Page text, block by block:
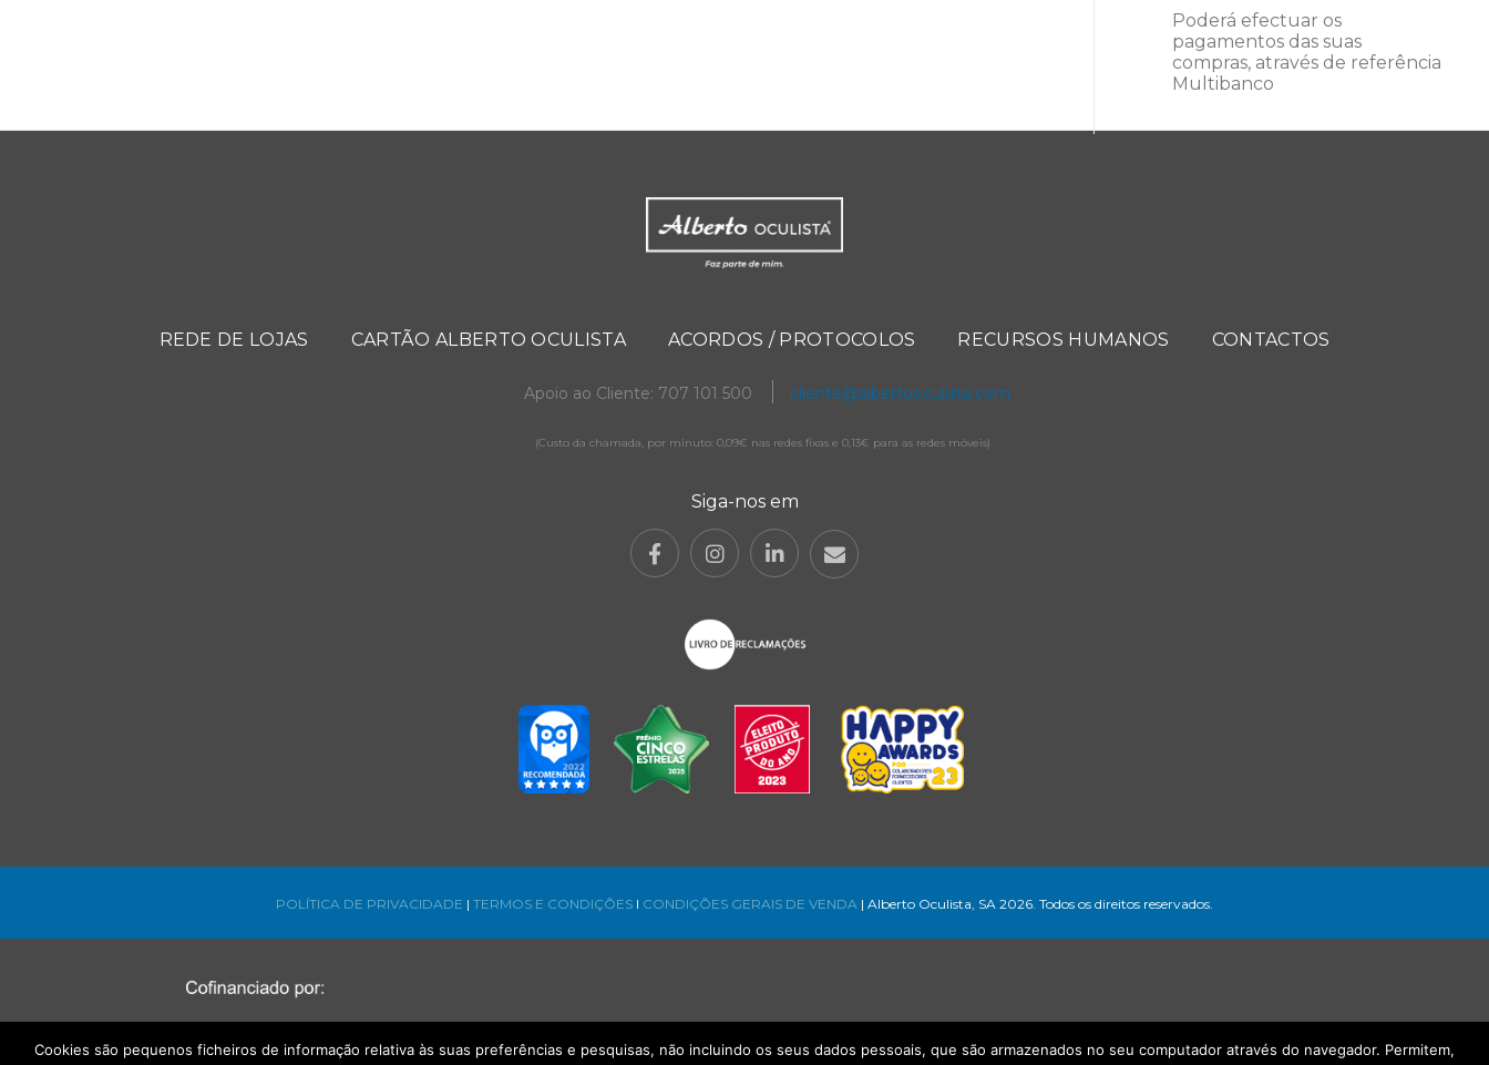
Poderá efectuar os
pagamentos das suas
compras, através de referência
Multibanco
REDE DE LOJAS CARTÃO ALBERTO OCULISTA ACORDOS / PROTOCOLOS RECURSOS HUMANOS CONTACTOS
Apoio ao Cliente: 707 101 500 cliente@albertooculista.com
(Custo da chamada, por minuto: 0,09€ nas redes fixas e 0,13€ para as redes móveis)
Siga-nos em
POLÍTICA DE PRIVACIDADE | TERMOS E CONDIÇÕES l CONDIÇÕES GERAIS DE VENDA | Alberto Oculista, SA 2026. Todos os direitos reservados.
Cookies são pequenos ficheiros de informação relativa às suas preferências e pesquisas, não incluindo os seus dados pessoais, que são armazenados no seu computador através do navegador. Permitem,